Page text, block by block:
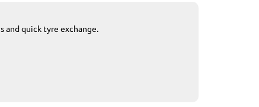
and quick tyre exchange.